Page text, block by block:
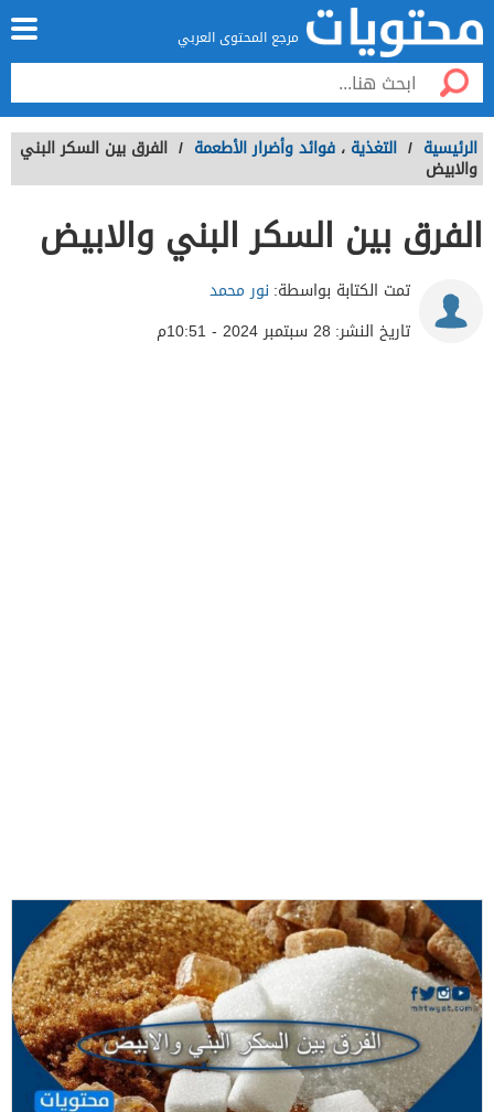
مرجع المحتوى العربي
الرئيسية / التغذية ، فوائد وأضرار الأطعمة / الفرق بين السكر البني
والابيض
الفرق بين السكر البني والابيض
تمت الكتابة بواسطة: نور محمد
تاريخ النشر: 28 سبتمبر 2024 - 10:51م